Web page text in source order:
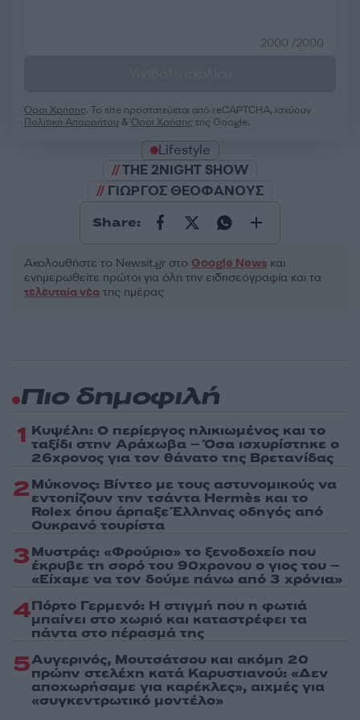
2000 /2000
Όροι Χρήσης. Το site προστατεύεται από reCAPTCHA, ισχύουν
Πολιτική Απορρήτου &Όροι Χρήσης της Google.
Lifestyle
THE 2NIGHT SHOW
ΓΙΩΡΓΟΣ ΘΕΟΦΑΝΟΥΣ
Share:
Ακολουθήστε το Νewsit.gr στο Google News και
ενημερωθείτε πρώτοι για όλη την ειδησεογραφία και τα
τελευταία νέα της ημέρας
Πιο δημοφιλή
1 Κυψέλη: Ο περίεργος ηλικιωμένος και το
ταξίδι στην Αράχωβα – Όσα ισχυρίστηκε ο
26χρονος για τον θάνατο της Βρετανίδας
2Μύκονος: Βίντεο με τους αστυνομικούς να
εντοπίζουν την τσάντα Hermès και το
Rolex όπου άρπαξε Έλληνας οδηγός από
Ουκρανό τουρίστα
3Μυστράς: «Φρούριο» το ξενοδοχείο που
έκρυβε τη σορό του 90χρονου ο γιος του –
«Είχαμε να τον δούμε πάνω από 3 χρόνια»
4Πόρτο Γερμενό: Η στιγμή που η φωτιά
μπαίνει στο χωριό και καταστρέφει τα
πάντα στο πέρασμά της
5Αυγερινός, Μουτσάτσου και ακόμη 20
πρώην στελέχη κατά Καρυστιανού: «Δεν
αποχωρήσαμε για καρέκλες», αιχμές για
«συγκεντρωτικό μοντέλο»